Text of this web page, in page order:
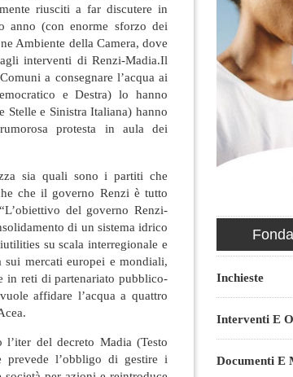
riusciti a far discutere in
anno (con enorme sforzo dei
Ambiente della Camera, dove
interventi di Renzi-Madia.Il
a consegnare l’acqua ai
e Destra) lo hanno
e Sinistra Italiana) hanno
protesta in aula dei
sia quali sono i partiti che
che il governo Renzi è tutto
del governo Renzi-
di un sistema idrico
su scala interregionale e
sui mercati europei e mondiali,
in reti di partenariato pubblico-
affidare l’acqua a quattro
l’iter del decreto Madia (Testo
l’obbligo di gestire i
Inchieste
Interventi E
Documenti E